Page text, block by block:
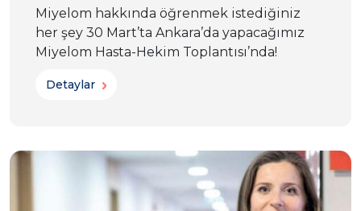
Miyelom hakkında öğrenmek istediğiniz
her şey 30 Mart’ta Ankara’da yapacağımız
Miyelom Hasta-Hekim Toplantısı’nda!
Detaylar